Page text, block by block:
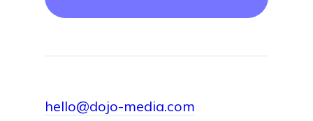
hello@dojo-media.com